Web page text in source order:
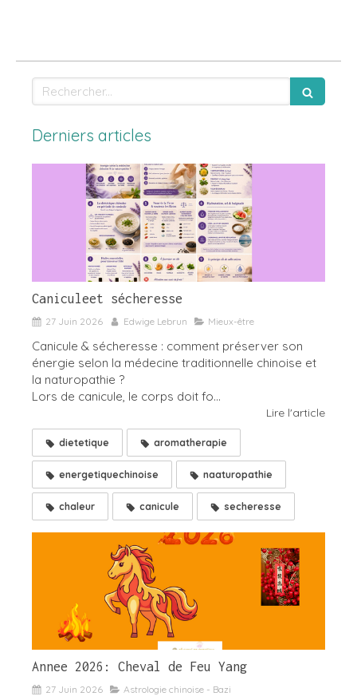
Rechercher
Derniers articles
Caniculeet sécheresse
27 Juin 2026 Edwige Lebrun Mieux-être
Canicule & sécheresse : comment préserver son
énergie selon la médecine traditionnelle chinoise et
la naturopathie ?
Lors de canicule, le corps doit fo...
Lire l'article
dietetique aromatherapie
energetiquechinoise naaturopathie
chaleur canicule secheresse
Annee 2026: Cheval de Feu Yang
27 Juin 2026 Astrologie chinoise - Bazi